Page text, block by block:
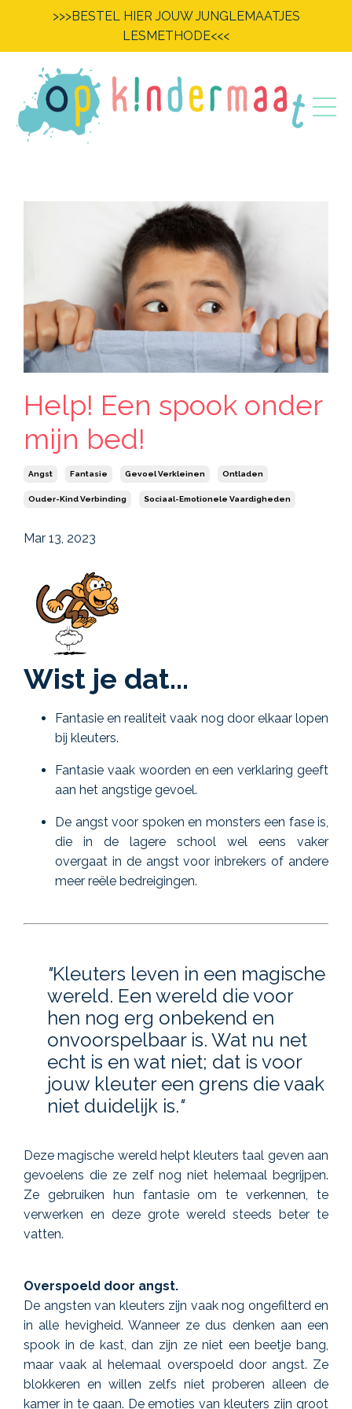
>>>BESTEL HIER JOUW JUNGLEMAATJES
LESMETHODE<<<
Help! Een spook onder
mijn bed!
Angst Fantasie Gevoel Verkleinen Ontladen
Ouder-Kind Verbinding Sociaal-Emotionele Vaardigheden
Mar 13, 2023
Wist je dat...
Fantasie en realiteit vaak nog door elkaar lopen
bij kleuters.
Fantasie vaak woorden en een verklaring geeft
aan het angstige gevoel.
De angst voor spoken en monsters een fase is,
die in de lagere school wel eens vaker
overgaat in de angst voor inbrekers of andere
meer reële bedreigingen.
"Kleuters leven in een magische
wereld. Een wereld die voor
hen nog erg onbekend en
onvoorspelbaar is. Wat nu net
echt is en wat niet; dat is voor
jouw kleuter een grens die vaak
niet duidelijk is."
Deze magische wereld helpt kleuters taal geven aan
gevoelens die ze zelf nog niet helemaal begrijpen.
Ze gebruiken hun fantasie om te verkennen, te
verwerken en deze grote wereld steeds beter te
vatten.
Overspoeld door angst.
De angsten van kleuters zijn vaak nog ongefilterd en
in alle hevigheid. Wanneer ze dus denken aan een
spook in de kast, dan zijn ze niet een beetje bang,
maar vaak al helemaal overspoeld door angst. Ze
blokkeren en willen zelfs niet proberen alleen de
kamer in te gaan. De emoties van kleuters zijn groot